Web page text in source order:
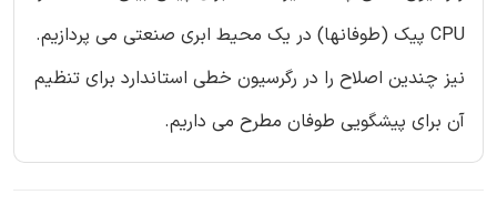
CPU پیک (طوفانها) در یک محیط ابری صنعتی می پردازیم.
نیز چندین اصلاح را در رگرسیون خطی استاندارد برای تنظیم
آن برای پیشگویی طوفان مطرح می داریم.